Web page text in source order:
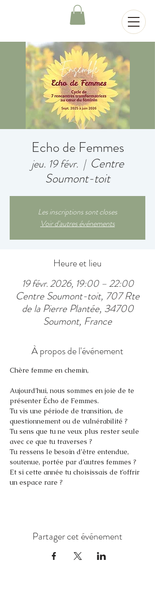
Echo de Femmes
jeu. 19 févr.
  |
Centre
Soumont-toit
Les inscriptions sont closes
Voir d'autres événements
Heure et lieu
19 févr. 2026, 19:00 – 22:00
Centre Soumont-toit, 707 Rte
de la Pierre Plantée, 34700
Soumont, France
À propos de l'événement
Chère femme en chemin,
Aujourd’hui, nous sommes en joie de te
présenter Écho de Femmes.
Tu vis une période de transition, de
questionnement ou de vulnérabilité ?
Tu sens que tu ne veux plus rester seule
avec ce que tu traverses ?
Tu ressens le besoin d’être entendue,
soutenue, portée par d’autres femmes ?
Et si cette année tu choisissais de t’offrir
un espace rare ?
Partager cet événement